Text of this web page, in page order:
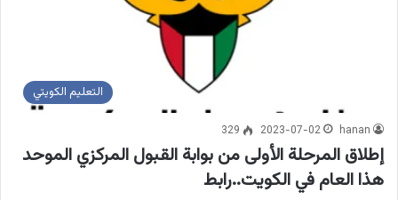
التعليم الكويتي
hanan
2023-07-02
329
إطلاق المرحلة الأولى من بوابة القبول المركزي الموحد
هذا العام في الكويت..رابط